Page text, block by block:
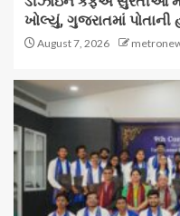
ખોલ્યું, ગુજરાતમાં
August 7, 2026